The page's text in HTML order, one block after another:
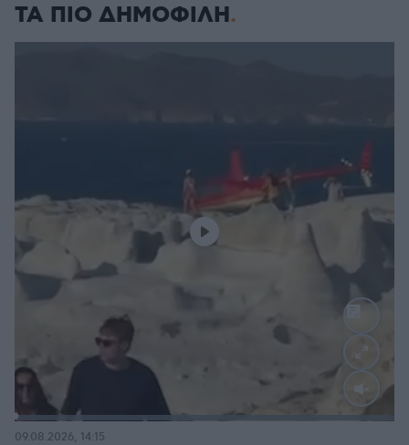
ΤΑ ΠΙΟ ΔΗΜΟΦΙΛΗ
:
09.08.2026, 14:15